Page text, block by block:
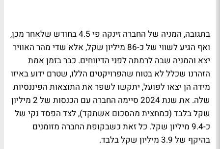
בתגובה, המניה של החברה זינקה פי 4.5 בחודש שלאחר מכן,
ואף הגיע לשווי של כ-86 מיליון שקל, אלא שדי מהר האוויר
יצא והמניה שבה לרמתה לפני הדיווחים. כבר בזמן אמת
הזהרנו שכלל לא בטוח שהפרויקטים הללו, שטרם ידוע באיזו
מידה הן יצאו לפועל, יתקשו לשפר את התוצאות הפיננסיות
שלה. את שנת 2024 סיימה החברה עם הכנסות של 2 מיליון
שקל בלבד (כמחצית מהסכום אשתקד), לצד הפסד נקי של
כ-9.4 מיליון שקל. כל זאת כשבקופת החברה מזומנים
בהיקף של 3.9 מיליון שקל בלבד.